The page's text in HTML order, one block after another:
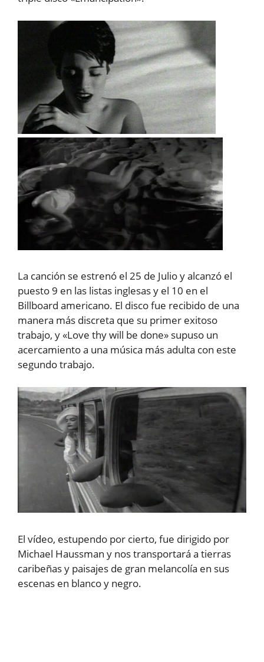
La canción se estrenó el 25 de Julio y alcanzó el
puesto 9 en las listas inglesas y el 10 en el
Billboard americano. El disco fue recibido de una
manera más discreta que su primer exitoso
trabajo, y «Love thy will be done» supuso un
acercamiento a una música más adulta con este
segundo trabajo.
El vídeo, estupendo por cierto, fue dirigido por
Michael Haussman y nos transportará a tierras
caribeñas y paisajes de gran melancolía en sus
escenas en blanco y negro.